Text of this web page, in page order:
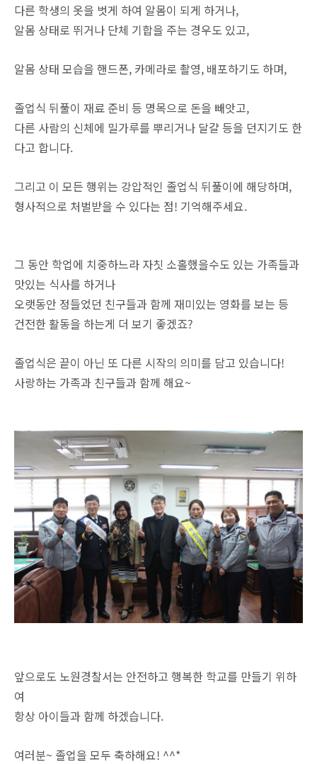
다른 학생의 옷을 벗게 하여 알몸이 되게 하거나,
알몸 상태로 뛰거나 단체 기합을 주는 경우도 있고,
알몸 상태 모습을 핸드폰, 카메라로 촬영, 배포하기도 하며,
졸업식 뒤풀이 재료 준비 등 명목으로 돈을 빼앗고,
다른 사람의 신체에 밀가루를 뿌리거나 달걀 등을 던지기도 한
다고 합니다.
그리고 이 모든 행위는 강압적인 졸업식 뒤풀이에 해당하며,
형사적으로 처벌받을 수 있다는 점! 기억해주세요.
그 동안 학업에 치중하느라 자칫 소홀했을수도 있는 가족들과
맛있는 식사를 하거나
오랫동안 정들었던 친구들과 함께 재미있는 영화를 보는 등
건전한 활동을 하는게 더 보기 좋겠죠?
졸업식은 끝이 아닌 또 다른 시작의 의미를 담고 있습니다!
사랑하는 가족과 친구들과 함께 해요~
앞으로도 노원경찰서는 안전하고 행복한 학교를 만들기 위하
여
항상 아이들과 함께 하겠습니다.
여러분~ 졸업을 모두 축하해요! ^^*